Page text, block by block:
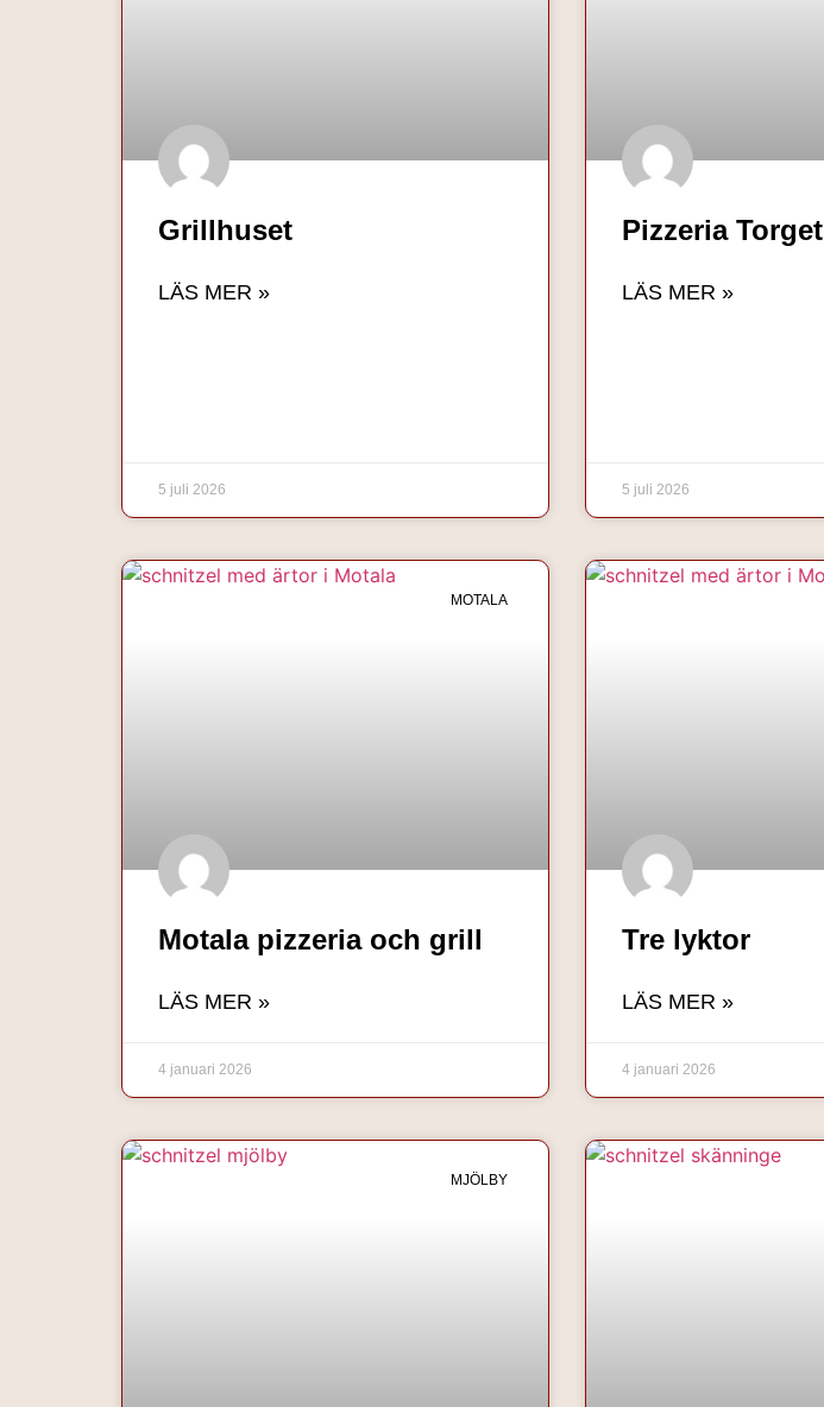
Grillhuset
LÄS MER »
5 juli 2026
Pizzeria Torget
LÄS MER »
5 juli 2026
MOTALA
Motala pizzeria och grill
LÄS MER »
4 januari 2026
Tre lyktor
LÄS MER »
4 januari 2026
MJÖLBY